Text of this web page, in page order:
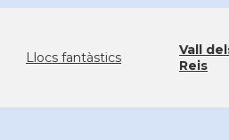
Llocs fantàstics
Vall
Reis